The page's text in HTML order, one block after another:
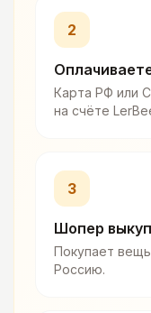
2
Карта РФ или
на счёте
3
Шопер
Покупает
Россию.